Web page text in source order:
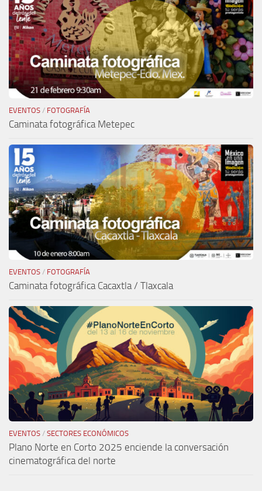
EVENTOS / FOTOGRAFÍA
Caminata fotográfica Metepec
EVENTOS / FOTOGRAFÍA
Caminata fotográfica Cacaxtla / Tlaxcala
EVENTOS / SECTORES ECONÓMICOS
Plano Norte en Corto 2025 enciende la conversación
cinematográfica del norte